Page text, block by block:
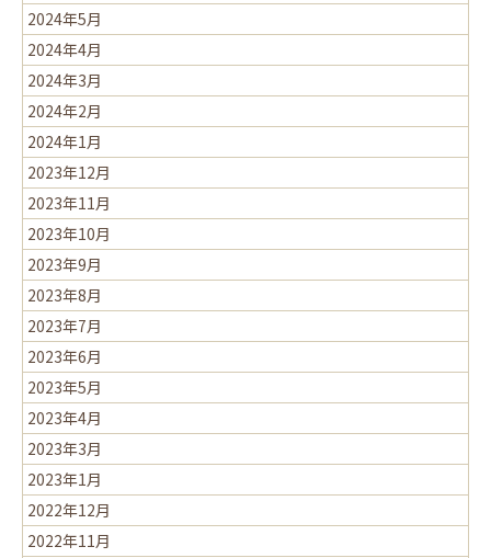
2024年5月
2024年4月
2024年3月
2024年2月
2024年1月
2023年12月
2023年11月
2023年10月
2023年9月
2023年8月
2023年7月
2023年6月
2023年5月
2023年4月
2023年3月
2023年1月
2022年12月
2022年11月